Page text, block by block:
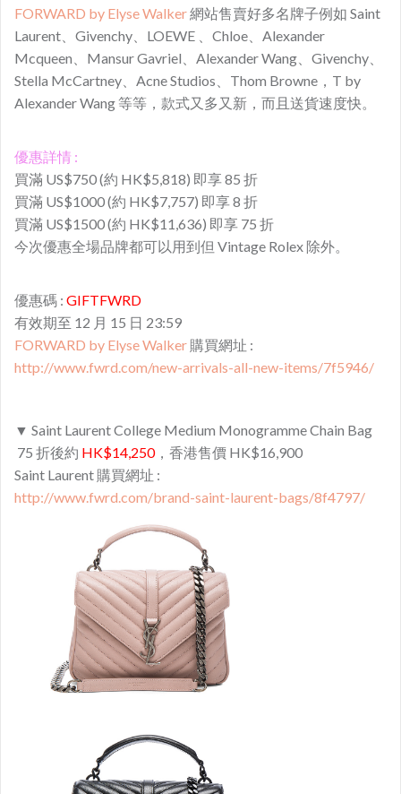
FORWARD by Elyse Walker網站售賣好多名牌子例如 Saint
Laurent、Givenchy、LOEWE 、Chloe、Alexander
Mcqueen、Mansur Gavriel、Alexander Wang、Givenchy、
Stella McCartney、Acne Studios、Thom Browne，T by
Alexander Wang 等等，款式又多又新，而且送貨速度快。
優惠詳情 :
買滿 US$750 (約 HK$5,818) 即享 85 折
買滿 US$1000 (約 HK$7,757) 即享 8 折
買滿 US$1500 (約 HK$11,636) 即享 75 折
今次優惠全場品牌都可以用到但 Vintage Rolex 除外。
優惠碼 : GIFTFWRD
有效期至 12 月 15 日 23:59
FORWARD by Elyse Walker 購買網址 :
http://www.fwrd.com/new-arrivals-all-new-items/7f5946/
▼ Saint Laurent College Medium Monogramme Chain Bag
75 折後約 HK$14,250，香港售價 HK$16,900
Saint Laurent 購買網址 :
http://www.fwrd.com/brand-saint-laurent-bags/8f4797/